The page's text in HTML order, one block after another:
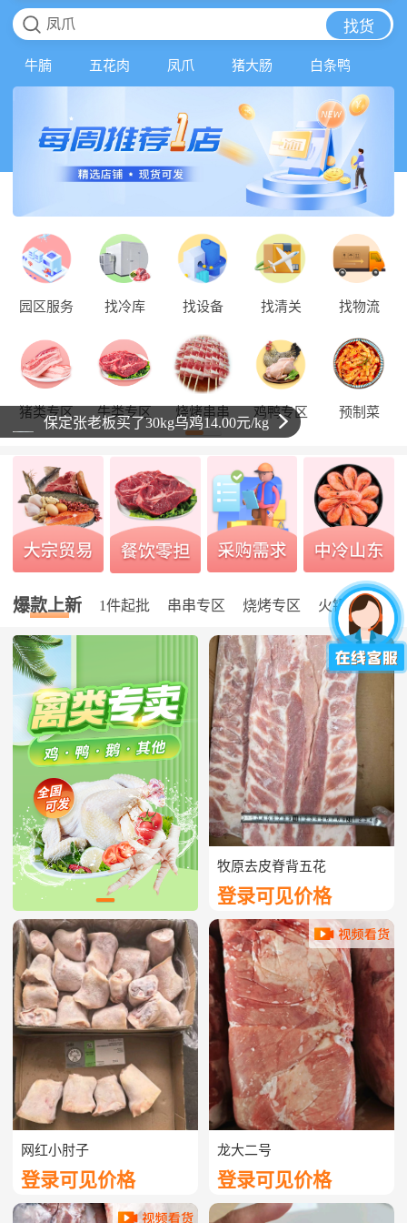
凤爪 找货
牛腩 五花肉 凤爪 猪大肠 白条鸭
园区服务 找冷库 找设备 找清关 找物流
猪类专区 牛类专区 烧烤串串 鸡鸭专区 预制菜
爆款上新 1件起批 串串专区 烧烤专区 火锅专区
网红小肘子
登录可见价格
牧原去皮脊背五花
登录可见价格
龙大二号
登录可见价格
保定张老板买了30kg乌鸡14.00元/kg